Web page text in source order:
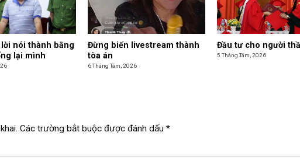
nói thành bằng
lại mình
Đừng biến livestream thành
tòa án
6 Tháng Tám, 2026
Đầu tư cho người
5 Tháng Tám, 2026
Các trường bắt buộc được đánh dấu *